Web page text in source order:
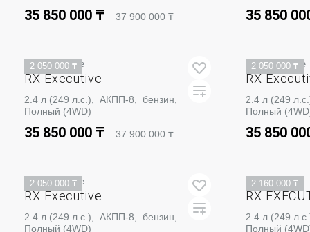
35 850 000 ₸ 37 900 000 ₸ 35 850
2 050 000 ₸
В поставке
RX Executive
2.4 л (249 л.с.), АКПП-8, бензин,
Полный (4WD)
35 850 000 ₸ 37 900 000 ₸
2 050 000 ₸
В поставке
RX
2.4 л (249
Полный
35 850
2 050 000 ₸
В поставке
RX Executive
2.4 л (249 л.с.), АКПП-8, бензин,
Полный (4WD)
2 160 000 ₸
В наличии
RX
2.4 л (249
Полный